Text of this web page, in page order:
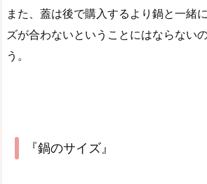
また、蓋は後で購入するより鍋と一緒
ズが合わないということにはならない
う。
『鍋のサイズ』